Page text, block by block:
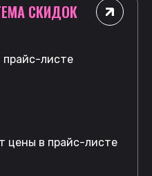
СКИДОК
прайс-листе
цены в прайс-листе